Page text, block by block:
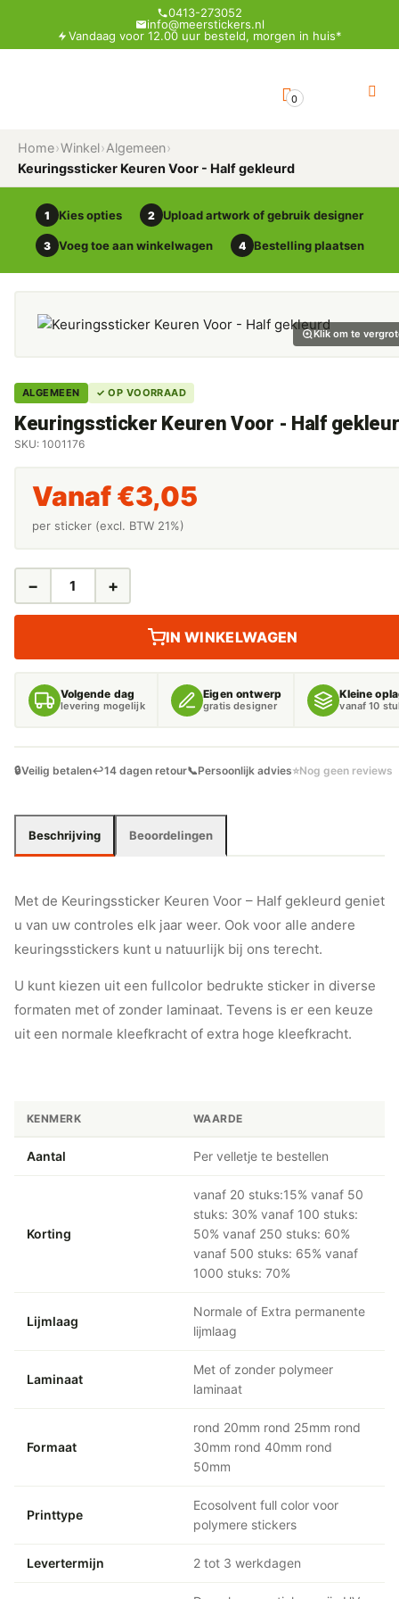
0413-273052
info@meerstickers.nl
Vandaag voor 12.00 uur besteld, morgen in huis*
0
Home›Winkel›Algemeen›
Keuringssticker Keuren Voor - Half gekleurd
1 Kies opties 2 Upload artwork of gebruik designer
3 Voeg toe aan winkelwagen 4 Bestelling plaatsen
Klik om te
ALGEMEEN ✓ OP VOORRAAD
Keuringssticker Keuren Voor - Half
SKU: 1001176
Vanaf €3,05
per sticker (excl. BTW 21%)
KEURINGSSTICKER
GEKLEURD
AANTAL
− +
IN WINKELWAGEN
Volgende dag
levering mogelijk
Eigen ontwerp
gratis designer
Kleine
vanaf 10
🔒Veilig betalen↩️14 dagen retour📞Persoonlijk advies⭐Nog geen reviews
Beschrijving Beoordelingen
Met de Keuringssticker Keuren Voor – Half gekleurd geniet
u van uw controles elk jaar weer. Ook voor alle andere
keuringsstickers kunt u natuurlijk bij ons terecht.
U kunt kiezen uit een fullcolor bedrukte sticker in diverse
formaten met of zonder laminaat. Tevens is er een keuze
uit een normale kleefkracht of extra hoge kleefkracht.
KENMERK WAARDE
Aantal Per velletje te bestellen
Korting
vanaf 20 stuks:15% vanaf 50
stuks: 30% vanaf 100 stuks:
50% vanaf 250 stuks: 60%
vanaf 500 stuks: 65% vanaf
1000 stuks: 70%
Lijmlaag
Normale of Extra permanente
lijmlaag
Laminaat
Met of zonder polymeer
laminaat
Formaat
rond 20mm rond 25mm rond
30mm rond 40mm rond
50mm
Printtype
Ecosolvent full color voor
polymere stickers
Levertermijn 2 tot 3 werkdagen